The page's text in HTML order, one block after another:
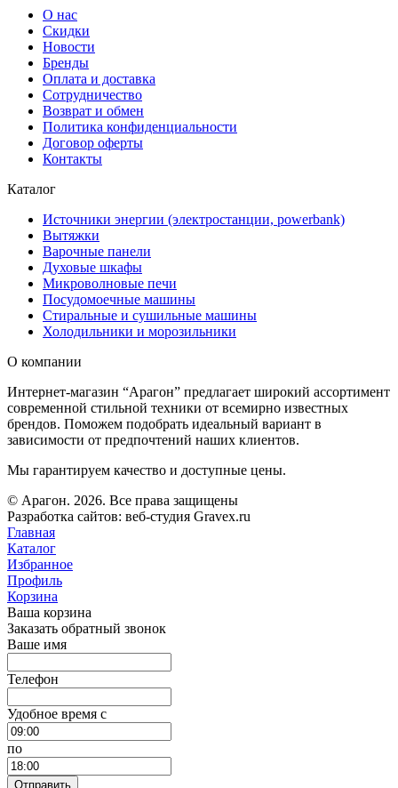
О нас
Скидки
Новости
Бренды
Оплата и доставка
Сотрудничество
Возврат и обмен
Политика конфиденциальности
Договор оферты
Контакты
Каталог
Источники энергии (электростанции, powerbank)
Вытяжки
Варочные панели
Духовые шкафы
Микроволновые печи
Посудомоечные машины
Стиральные и сушильные машины
Холодильники и морозильники
О компании
Интернет-магазин “Арагон” предлагает широкий ассортимент
современной стильной техники от всемирно известных
брендов. Поможем подобрать идеальный вариант в
зависимости от предпочтений наших клиентов.
Мы гарантируем качество и доступные цены.
© Арагон. 2026. Все права защищены
Разработка сайтов: веб-студия Gravex.ru
Главная
Каталог
Избранное
Профиль
Корзина
Ваша корзина
Заказать обратный звонок
Ваше имя
Телефон
Удобное время c
по
Отправить